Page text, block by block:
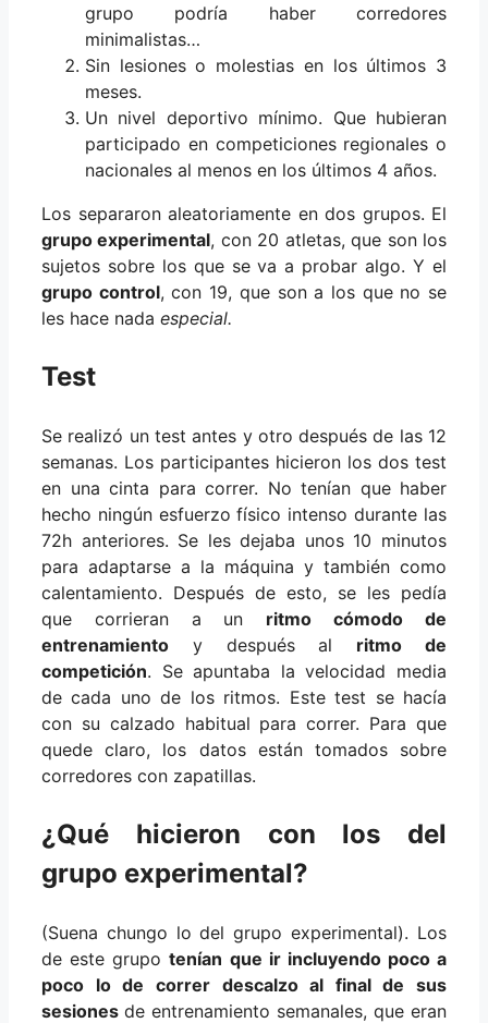
grupo podría haber corredores
minimalistas…
Sin lesiones o molestias en los últimos 3
meses.
Un nivel deportivo mínimo. Que hubieran
participado en competiciones regionales o
nacionales al menos en los últimos 4 años.
Los separaron aleatoriamente en dos grupos. El
grupo experimental, con 20 atletas, que son los
sujetos sobre los que se va a probar algo. Y el
grupo control, con 19, que son a los que no se
les hace nada especial.
Test
Se realizó un test antes y otro después de las 12
semanas. Los participantes hicieron los dos test
en una cinta para correr. No tenían que haber
hecho ningún esfuerzo físico intenso durante las
72h anteriores. Se les dejaba unos 10 minutos
para adaptarse a la máquina y también como
calentamiento. Después de esto, se les pedía
que corrieran a un ritmo cómodo de
entrenamiento y después al ritmo de
competición. Se apuntaba la velocidad media
de cada uno de los ritmos. Este test se hacía
con su calzado habitual para correr. Para que
quede claro, los datos están tomados sobre
corredores con zapatillas.
¿Qué hicieron con los del
grupo experimental?
(Suena chungo lo del grupo experimental). Los
de este grupotenían que ir incluyendo poco a
poco lo de correr descalzo al final de sus
sesiones de entrenamiento semanales, que eran